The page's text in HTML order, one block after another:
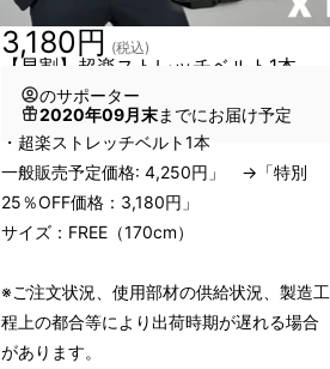
【早割】超楽ストレッチベルト1本
3,180円 (税込)
のサポーター
2020年09月末までにお届け予定
・超楽ストレッチベルト1本
一般販売予定価格: 4,250円」 →「特別
25％OFF価格：3,180円」
サイズ：FREE（170cm）
※ご注文状況、使用部材の供給状況、製造工
程上の都合等により出荷時期が遅れる場合
があります。